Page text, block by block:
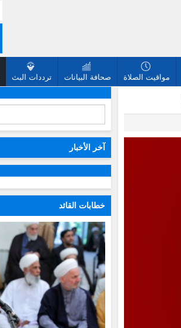
مواقيت الصلاة صحافة البيانات ترددات البث
آخر الأخبار
خطابات القائد